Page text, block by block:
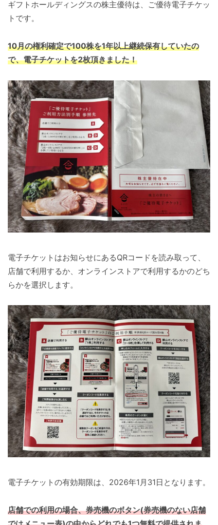
ギフトホールディングスの株主優待は、ご優待電子チケッ
トです。
10月の権利確定で100株を1年以上継続保有していたの
で、電子チケットを2枚頂きました！
電子チケットはお知らせにあるQRコードを読み取って、
店舗で利用するか、オンラインストアで利用するかのどち
らかを選択します。
電子チケットの有効期限は、2026年1月31日となります。
店舗での利用の場合、券売機のボタン(券売機のない店舗